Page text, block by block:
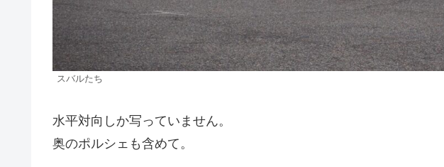
スバルたち
水平対向しか写っていません。
奥のポルシェも含めて。